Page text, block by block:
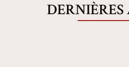
DERNIÈRES